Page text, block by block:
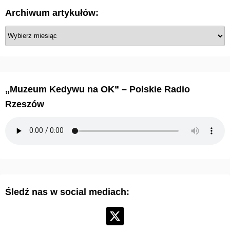
Archiwum artykułów:
A
r
k
„Muzeum Kedywu na OK” – Polskie Radio
Rzeszów
Śledź nas w social mediach: